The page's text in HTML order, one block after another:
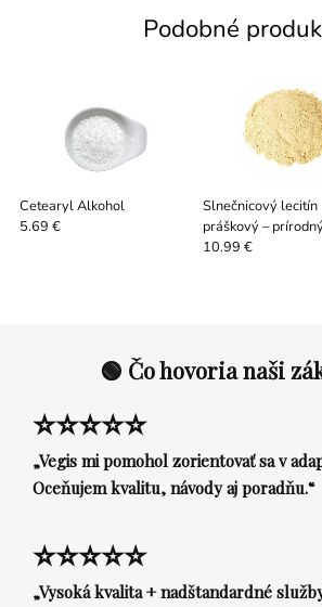
Podobné
Cetearyl Alkohol
5.69 €
Slnečnicový lecitín
práškový –
emulgátor do
10.99 €
🟢 Čo hovoria naši
⭐⭐⭐⭐⭐
„Vegis mi pomohol zorientovať sa v
Oceňujem kvalitu, návody aj poradňu.“
⭐⭐⭐⭐⭐
„Vysoká kvalita + nadštandardné